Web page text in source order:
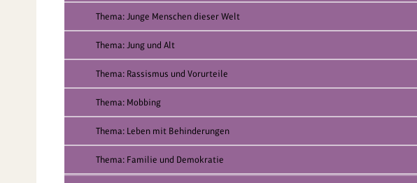
Thema: Junge Menschen dieser Welt
Thema: Jung und Alt
Thema: Rassismus und Vorurteile
Thema: Mobbing
Thema: Leben mit Behinderungen
Thema: Familie und Demokratie